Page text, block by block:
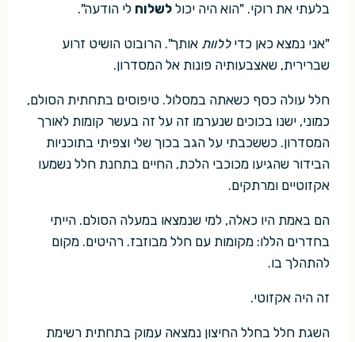
בלעתי את רוקי. "הוא היה יכול לשלוח לי הודעה".
"אני נמצא כאן כדיללוות אותך". הרובוט הושיט זרוע
שברירית, שאצבעותיה פונות אל המסדרון.
חלל עולה כסף כשאתה במסלול. טיפוסים בתחתית הסולם,
כמוני, ישנו בכוכים שנערמו זה על זה בעשר קומות לאורך
המסדרון. כששכבתי על הגב בכוך שלי וצפיתי בתוכניות
הבידור שהגיעו מכוכבי הלכת, החיים בתחנת חלל נשמעו
אקזוטיים ומרתקים.
הם באמת היו כאלה, למי שנמצאו במעלה הסולם. הייתי
בחדרים הללו: מקומות עם חלל מבוזבז. רהיטים. מקום
להתהלך בו.
זה היה אקזוטי.
השגת חלל בחלל החיצון נמצאה עמוק בתחתית רשימת